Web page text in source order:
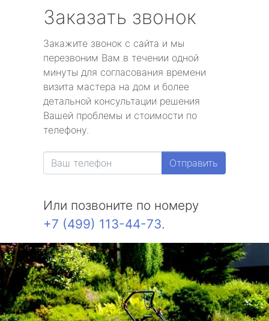
Заказать звонок
Закажите звонок с сайта и мы
перезвоним Вам в течении одной
минуты для согласования времени
визита мастера на дом и более
детальной консультации решения
Вашей проблемы и стоимости по
телефону.
Отправить
Или позвоните по номеру
+7 (499) 113-44-73.